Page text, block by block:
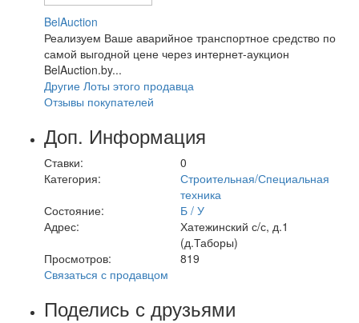
BelAuction
Реализуем Ваше аварийное транспортное средство по
самой выгодной цене через интернет-аукцион
BelAuction.by...
Другие Лоты этого продавца
Отзывы покупателей
Доп. Информация
Ставки:
0
Категория:
Строительная/Специальная
техника
Состояние:
Б / У
Адрес:
Хатежинский с/с, д.1
(д.Таборы)
Просмотров:
819
Связаться с продавцом
Поделись с друзьями